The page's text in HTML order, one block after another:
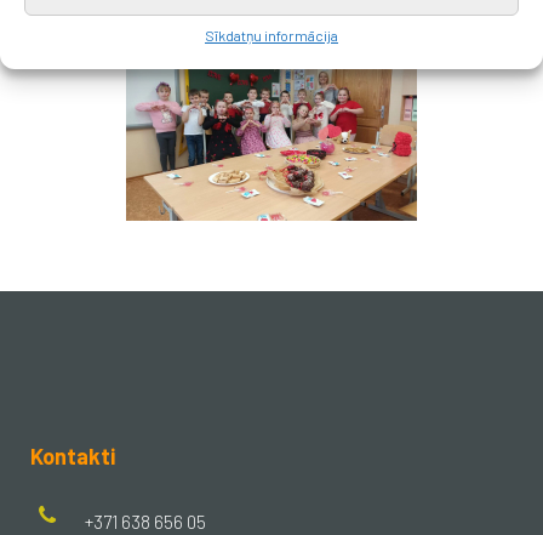
Sīkdatņu informācija
Kontakti
+371 638 656 05